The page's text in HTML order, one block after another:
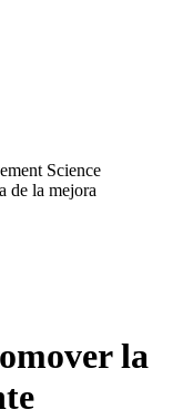
de la mejora
la